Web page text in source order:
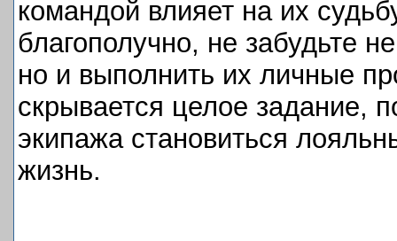
командой влияет на их
благополучно, не забудьте
но и выполнить их личные
скрывается целое задание,
экипажа становиться
жизнь.